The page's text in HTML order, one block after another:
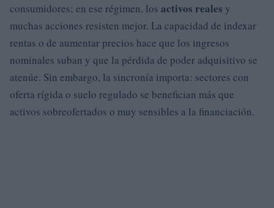
consumidores; en ese régimen, los activos reales y
muchas acciones resisten mejor. La capacidad de indexar
rentas o de aumentar precios hace que los ingresos
nominales suban y que la pérdida de poder adquisitivo se
atenúe. Sin embargo, la sincronía importa: sectores con
oferta rígida o suelo regulado se benefician más que
activos sobreofertados o muy sensibles a la financiación.